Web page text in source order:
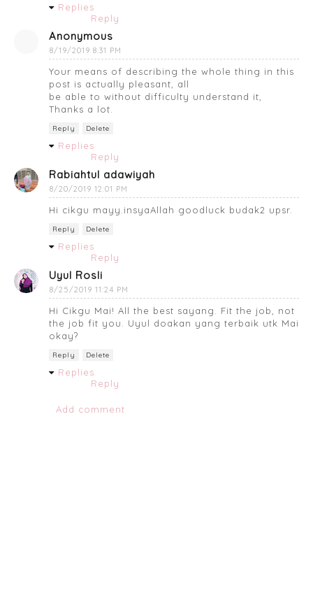
Replies
Reply
Anonymous
8/19/2019 8:31 PM
Your means of describing the whole thing in this
post is actually pleasant, all
be able to without difficulty understand it,
Thanks a lot.
Reply Delete
Replies
Reply
Rabiahtul adawiyah
8/20/2019 12:01 PM
Hi cikgu mayy.insyaAllah goodluck budak2 upsr.
Reply Delete
Replies
Reply
Uyul Rosli
8/25/2019 11:24 PM
Hi Cikgu Mai! All the best sayang. Fit the job, not
the job fit you. Uyul doakan yang terbaik utk Mai
okay?
Reply Delete
Replies
Reply
Add comment